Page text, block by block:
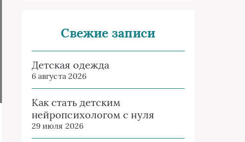
Свежие записи
Детская одежда
6 августа 2026
Как стать детским
нейропсихологом с нуля
29 июля 2026